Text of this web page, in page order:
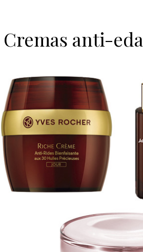
Cremas anti-